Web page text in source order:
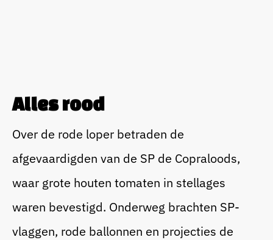
Alles rood
Over de rode loper betraden de
afgevaardigden van de SP de Copraloods,
waar grote houten tomaten in stellages
waren bevestigd. Onderweg brachten SP-
vlaggen, rode ballonnen en projecties de